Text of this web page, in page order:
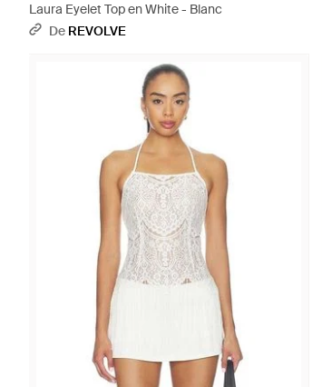
Laura Eyelet Top en White - Blanc
De REVOLVE